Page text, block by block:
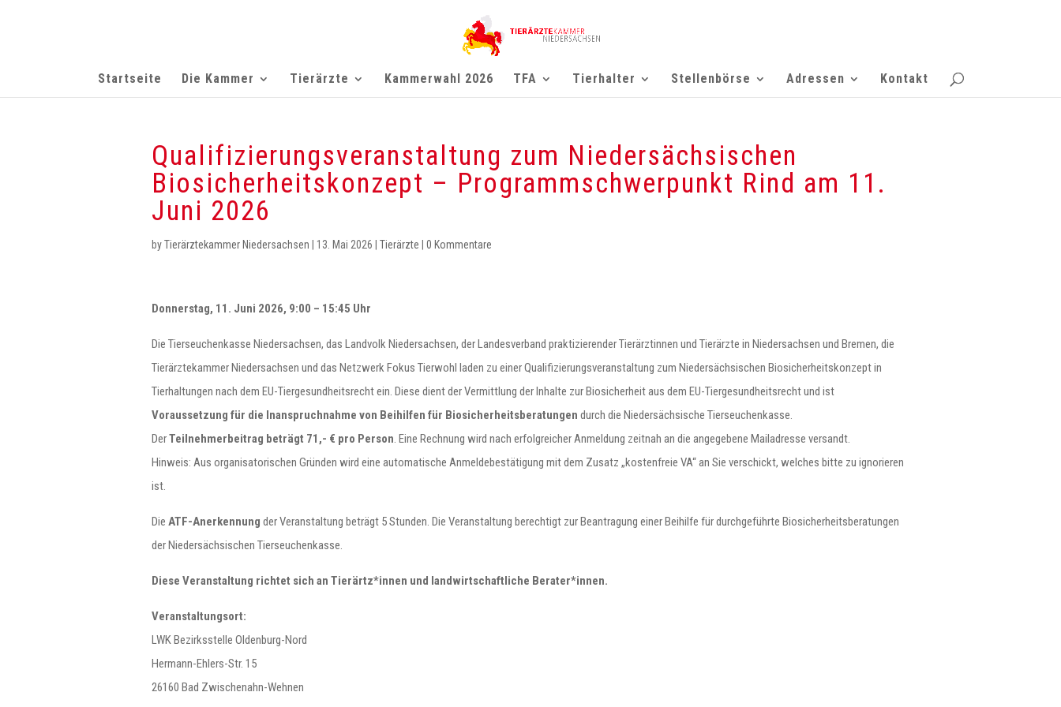
Startseite Die Kammer Tierärzte Kammerwahl 2026 TFA Tierhalter Stellenbörse Adressen Kontakt
Qualifizierungsveranstaltung zum Niedersächsischen
Biosicherheitskonzept – Programmschwerpunkt Rind am 11.
Juni 2026
byTierärztekammer Niedersachsen 13. Mai 2026 Tierärzte 0 Kommentare
Donnerstag, 11. Juni 2026, 9:00 – 15:45 Uhr
Die Tierseuchenkasse Niedersachsen, das Landvolk Niedersachsen, der Landesverband praktizierender Tierärztinnen und Tierärzte in Niedersachsen und Bremen, die
Tierärztekammer Niedersachsen und das Netzwerk Fokus Tierwohl laden zu einer Qualifizierungsveranstaltung zum Niedersächsischen Biosicherheitskonzept in
Tierhaltungen nach dem EU-Tiergesundheitsrecht ein. Diese dient der Vermittlung der Inhalte zur Biosicherheit aus dem EU-Tiergesundheitsrecht und ist
Voraussetzung für die Inanspruchnahme von Beihilfen für Biosicherheitsberatungen durch die Niedersächsische Tierseuchenkasse.
DerTeilnehmerbeitrag beträgt 71,- € pro Person. Eine Rechnung wird nach erfolgreicher Anmeldung zeitnah an die angegebene Mailadresse versandt.
Hinweis: Aus organisatorischen Gründen wird eine automatische Anmeldebestätigung mit dem Zusatz „kostenfreie VA“ an Sie verschickt, welches bitte zu ignorieren
ist.
Die ATF-Anerkennung der Veranstaltung beträgt 5 Stunden. Die Veranstaltung berechtigt zur Beantragung einer Beihilfe für durchgeführte Biosicherheitsberatungen
der Niedersächsischen Tierseuchenkasse.
Diese Veranstaltung richtet sich an Tierärtz*innen und landwirtschaftliche Berater*innen.
Veranstaltungsort:
LWK Bezirksstelle Oldenburg-Nord
Hermann-Ehlers-Str. 15
26160 Bad Zwischenahn-Wehnen